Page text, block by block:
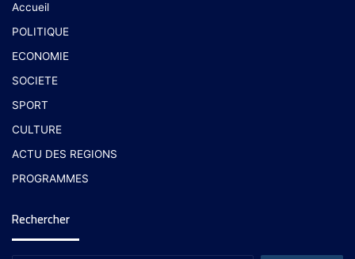
Accueil
POLITIQUE
ECONOMIE
SOCIETE
SPORT
CULTURE
ACTU DES REGIONS
PROGRAMMES
Rechercher